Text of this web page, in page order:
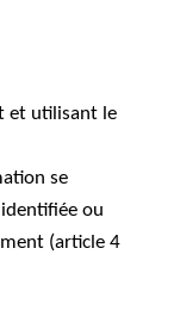
et utilisant le
se
ou
(article 4